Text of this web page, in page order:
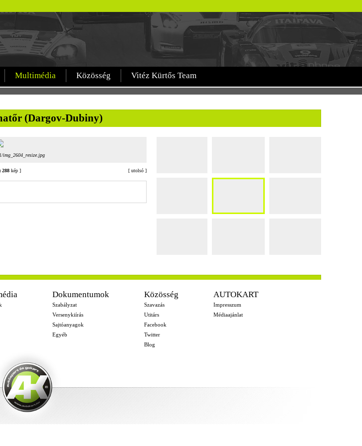
Multimédia Közösség Vitéz Kürtős Team
(Dargov-Dubiny)
img_2604_resize.jpg
288 kép ] [ utolsó ]
Dokumentumok
Szabályzat
Versenykiírás
Sajtóanyagok
Egyéb
Közösség
Szavazás
Utitárs
Facebook
Twitter
Blog
AUTOKART
Impresszum
Médiaajánlat